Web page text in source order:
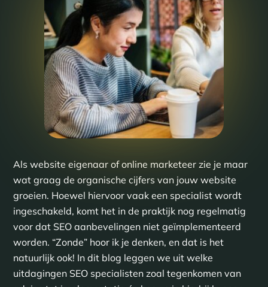
Als website eigenaar of online marketeer zie je maar
wat graag de organische cijfers van jouw website
groeien. Hoewel hiervoor vaak een specialist wordt
ingeschakeld, komt het in de praktijk nog regelmatig
voor dat SEO aanbevelingen niet geïmplementeerd
worden. “Zonde” hoor ik je denken, en dat is het
natuurlijk ook! In dit blog leggen we uit welke
uitdagingen SEO specialisten zoal tegenkomen van